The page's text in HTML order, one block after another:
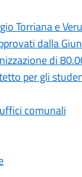
Torriana e
dalla
di
per gli
comunali